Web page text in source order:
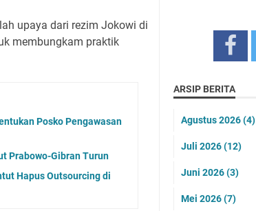
upaya dari rezim Jokowi di
membungkam praktik
Posko Pengawasan
Prabowo-Gibran Turun
Hapus Outsourcing di
ARSIP BERITA
Agustus 2026(4)
Juli 2026(12)
Juni 2026(3)
Mei 2026(7)